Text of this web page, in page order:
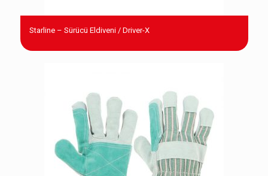
Starline – Sürücü Eldiveni / Driver-X